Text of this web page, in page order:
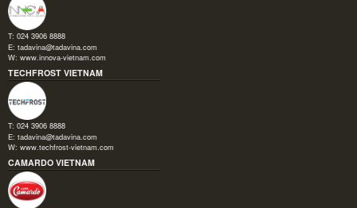
T: 024 3906 8888
E: tadavina@tadavina.com
W: www.innova-vietnam.com
TECHFROST VIETNAM
T: 024 3906 8888
E: tadavina@tadavina.com
W: www.techfrost-vietnam.com
CAMARDO VIETNAM